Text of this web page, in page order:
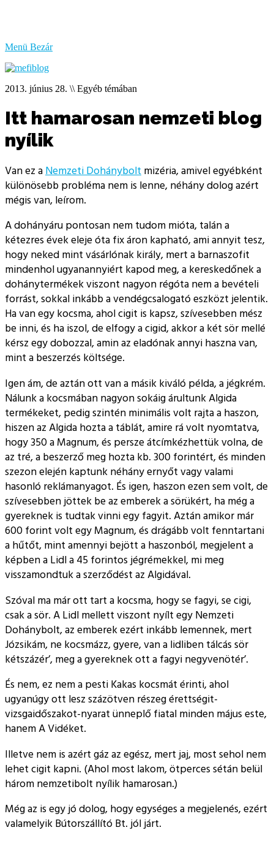
Menü Bezár
2013. június 28. \\ Egyéb témában
Itt hamarosan nemzeti blog
nyílik
Van ez a Nemzeti Dohánybolt mizéria, amivel egyébként
különösebb probléma nem is lenne, néhány dolog azért
mégis van, leírom.
A dohányáru pontosan nem tudom mióta, talán a
kétezres évek eleje óta fix áron kapható, ami annyit tesz,
hogy neked mint vásárlónak király, mert a barnaszofit
mindenhol ugyanannyiért kapod meg, a kereskedőnek a
dohánytermékek viszont nagyon régóta nem a bevételi
forrást, sokkal inkább a vendégcsalogató eszközt jelentik.
Ha van egy kocsma, ahol cigit is kapsz, szívesebben mész
be inni, és ha iszol, de elfogy a cigid, akkor a két sör mellé
kérsz egy dobozzal, amin az eladónak annyi haszna van,
mint a beszerzés költsége.
Igen ám, de aztán ott van a másik kiváló példa, a jégkrém.
Nálunk a kocsmában nagyon sokáig árultunk Algida
termékeket, pedig szintén minimális volt rajta a haszon,
hiszen az Algida hozta a táblát, amire rá volt nyomtatva,
hogy 350 a Magnum, és persze átcímkézhettük volna, de
az tré, a beszerző meg hozta kb. 300 forintért, és minden
szezon elején kaptunk néhány ernyőt vagy valami
hasonló reklámanyagot. És igen, haszon ezen sem volt, de
szívesebben jöttek be az emberek a sörükért, ha még a
gyereknek is tudtak vinni egy fagyit. Aztán amikor már
600 forint volt egy Magnum, és drágább volt fenntartani
a hűtőt, mint amennyi bejött a haszonból, megjelent a
képben a Lidl a 45 forintos jégrémekkel, mi meg
visszamondtuk a szerződést az Algidával.
Szóval ma már ott tart a kocsma, hogy se fagyi, se cigi,
csak a sör. A Lidl mellett viszont nyílt egy Nemzeti
Dohánybolt, az emberek ezért inkább lemennek, mert
Józsikám, ne kocsmázz, gyere, van a lidliben tálcás sör
kétszázér’, meg a gyereknek ott a fagyi negyvenötér’.
És nem, ez nem a pesti Kakas kocsmát érinti, ahol
ugyanúgy ott lesz százötven részeg érettségit-
vizsgaidőszakot-nyarat ünneplő fiatal minden május este,
hanem A Vidéket.
Illetve nem is azért gáz az egész, mert jaj, most sehol nem
lehet cigit kapni. (Ahol most lakom, ötperces sétán belül
három nemzetibolt nyílik hamarosan.)
Még az is egy jó dolog, hogy egységes a megjelenés, ezért
valamelyik Bútorszállító Bt. jól járt.